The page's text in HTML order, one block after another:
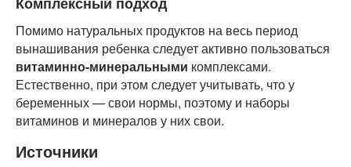
Помимо натуральных продуктов на весь период
вынашивания ребенка следует активно пользоваться
витаминно-минеральными комплексами.
Естественно, при этом следует учитывать, что у
беременных — свои нормы, поэтому и наборы
витаминов и минералов у них свои.
Источники